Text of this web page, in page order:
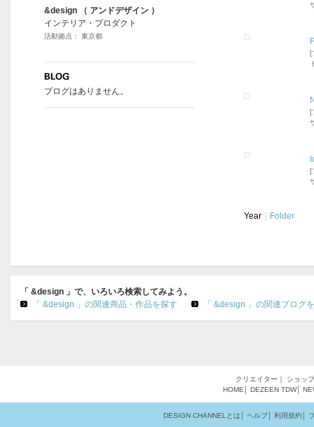
[
[
[
Year Folder
&design （ アンドデザイン ）
インテリア・プロダクト
活動拠点： 東京都
ブログはありません。
「 &design 」で、いろいろ検索してみよう。
「 &design 」の関連商品・作品を探す
「 &design 」の関連ブログ
クリエイター ｜ ショップ
HOME
DEZEEN TDW│
DESIGN CHANNELとは ヘルプ│ 利用規約│